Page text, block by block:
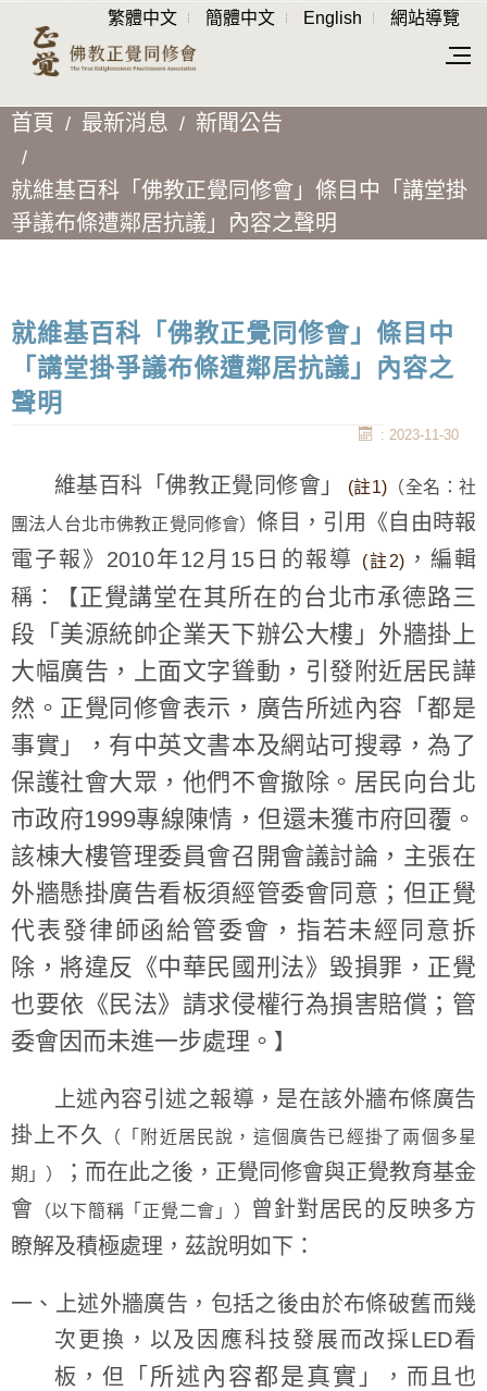
繁體中文 簡體中文 English 網站導覽
首頁 最新消息 新聞公告
就維基百科「佛教正覺同修會」條目中「講堂掛
爭議布條遭鄰居抗議」內容之聲明
就維基百科「佛教正覺同修會」條目中
「講堂掛爭議布條遭鄰居抗議」內容之
聲明
: 2023-11-30
維基百科「佛教正覺同修會」 (註1)（全名：社
團法人台北市佛教正覺同修會）條目，引用《自由時報
電子報》2010年12月15日的報導
(註2)，編輯
稱：【 正覺講堂在其所在的台北市承德路三
段「美源統帥企業天下辦公大樓」外牆掛上
大幅廣告，上面文字聳動，引發附近居民譁
然。正覺同修會表示，廣告所述內容「都是
事實」，有中英文書本及網站可搜尋，為了
保護社會大眾，他們不會撤除。居民向台北
市政府1999專線陳情，但還未獲市府回覆。
該棟大樓管理委員會召開會議討論，主張在
外牆懸掛廣告看板須經管委會同意；但正覺
代表發律師函給管委會，指若未經同意拆
除，將違反《中華民國刑法》毀損罪，正覺
也要依《民法》請求侵權行為損害賠償；管
委會因而未進一步處理。 】
上述內容引述之報導，是在該外牆布條廣告
掛上不久
（「附近居民說，這個廣告已經掛了兩個多星
期」）
；而在此之後，正覺同修會與正覺教育基金
會 （以下簡稱「正覺二會」） 曾針對居民的反映多方
瞭解及積極處理，茲說明如下：
一、上述外牆廣告，包括之後由於布條破舊而幾
次更換，以及因應科技發展而改採LED看
板，但「 所述內容都是真實 」，而且也